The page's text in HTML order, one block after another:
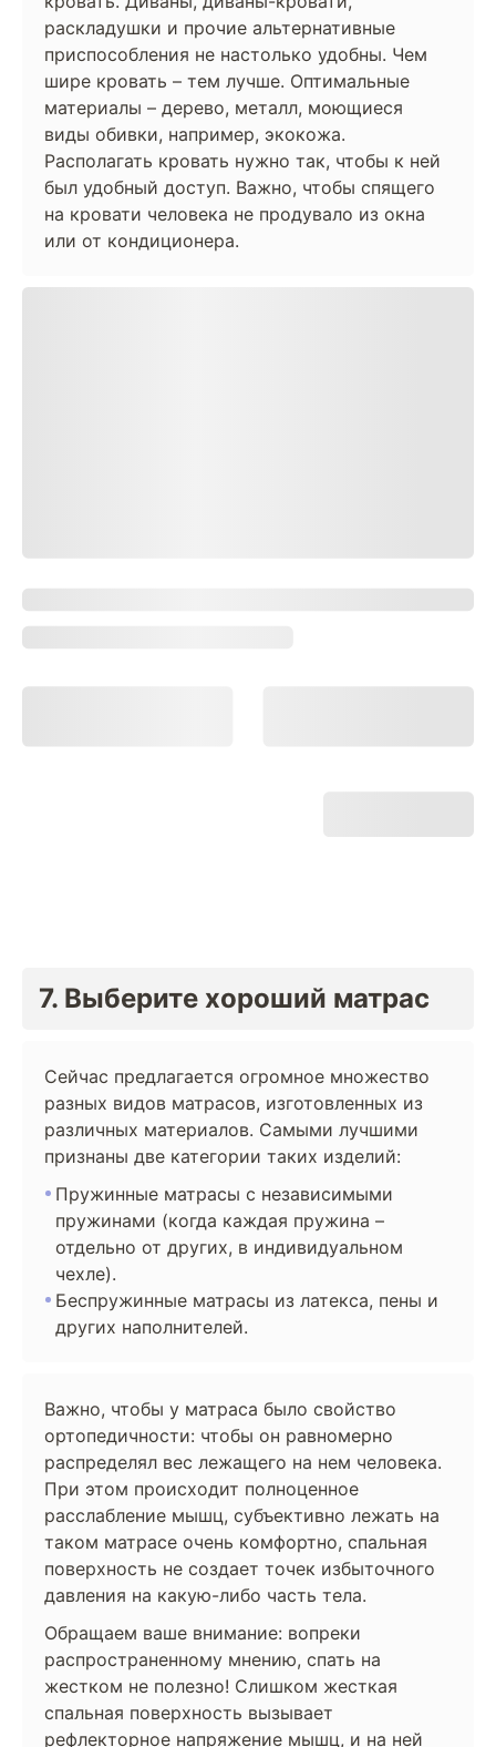
раскладушки и прочие альтернативные
приспособления не настолько удобны. Чем
шире кровать – тем лучше. Оптимальные
материалы – дерево, металл, моющиеся
виды обивки, например, экокожа.
Располагать кровать нужно так, чтобы к ней
был удобный доступ. Важно, чтобы спящего
на кровати человека не продувало из окна
или от кондиционера.
7. Выберите хороший матрас
Сейчас предлагается огромное множество
разных видов матрасов, изготовленных из
различных материалов. Самыми лучшими
признаны две категории таких изделий:
Пружинные матрасы с независимыми
пружинами (когда каждая пружина –
отдельно от других, в индивидуальном
чехле).
Беспружинные матрасы из латекса, пены и
других наполнителей.
Важно, чтобы у матраса было свойство
ортопедичности: чтобы он равномерно
распределял вес лежащего на нем человека.
При этом происходит полноценное
расслабление мышц, субъективно лежать на
таком матрасе очень комфортно, спальная
поверхность не создает точек избыточного
давления на какую-либо часть тела.
Обращаем ваше внимание: вопреки
распространенному мнению, спать на
жестком не полезно! Слишком жесткая
спальная поверхность вызывает
рефлекторное напряжение мышц, и на ней